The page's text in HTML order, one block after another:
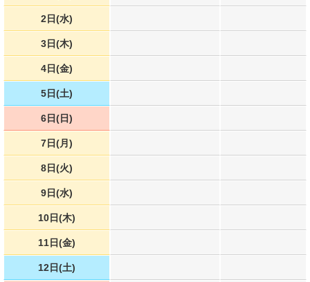
2日(水)
3日(木)
4日(金)
5日(土)
6日(日)
7日(月)
8日(火)
9日(水)
10日(木)
11日(金)
12日(土)